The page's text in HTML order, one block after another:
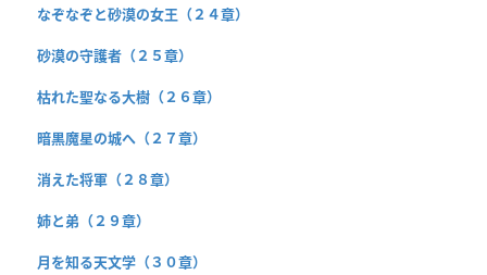
なぞなぞと砂漠の女王（２４章）
砂漠の守護者（２５章）
枯れた聖なる大樹（２６章）
暗黒魔星の城へ（２７章）
消えた将軍（２８章）
姉と弟（２９章）
月を知る天文学（３０章）